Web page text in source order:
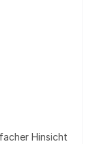
Hinsicht